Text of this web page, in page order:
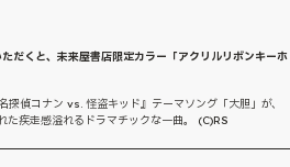
くと、未来屋書店限定カラー「アクリルリボンキーホ
偵コナン vs. 怪盗キッド』テーマソング「大胆」が、
た疾走感溢れるドラマチックな一曲。 (C)RS